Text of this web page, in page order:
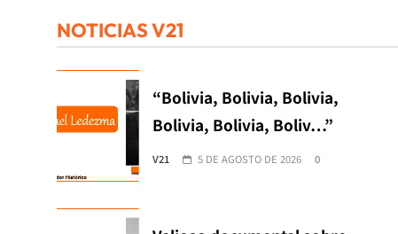
NOTICIAS V21
“Bolivia, Bolivia, Bolivia,
Bolivia, Bolivia, Boliv…”
V21 5 DE AGOSTO DE 2026 0